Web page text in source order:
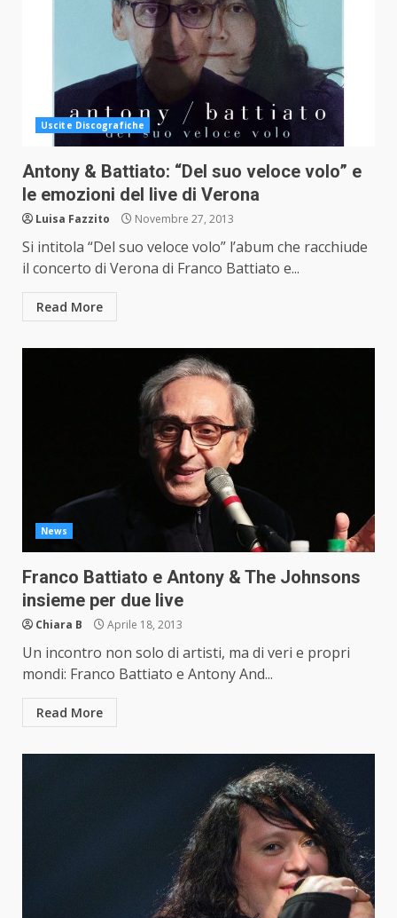
Uscite Discografiche
Antony & Battiato: “Del suo veloce volo” e
le emozioni del live di Verona
Luisa Fazzito Novembre 27, 2013
Si intitola “Del suo veloce volo” l’abum che racchiude
il concerto di Verona di Franco Battiato e...
Read More
News
Franco Battiato e Antony & The Johnsons
insieme per due live
Chiara B Aprile 18, 2013
Un incontro non solo di artisti, ma di veri e propri
mondi: Franco Battiato e Antony And...
Read More